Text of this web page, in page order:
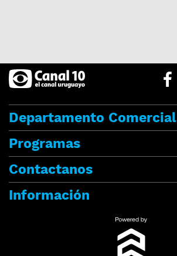
Departamento Comercial
Programas
Contactanos
Información